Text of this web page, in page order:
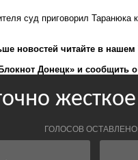
суд приговорил
новостейчитайте в нашем
Донецк» и сообщить